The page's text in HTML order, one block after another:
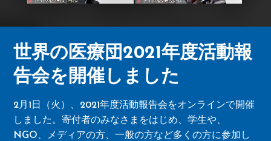
世界の医療団2021年度活動報
告会を開催しました
2月1日（火）、2021年度活動報告会をオンラインで開催
しました。寄付者のみなさまをはじめ、学生や、
NGO、メディアの方、一般の方など多くの方に参加し